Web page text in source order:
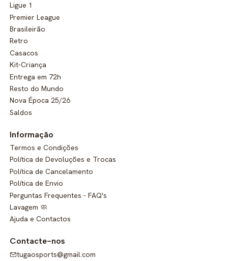
Ligue 1
Premier League
Brasileirão
Retro
Casacos
Kit-Criança
Entrega em 72h
Resto do Mundo
Nova Época 25/26
Saldos
Informação
Termos e Condições
Política de Devoluções e Trocas
Política de Cancelamento
Política de Envio
Perguntas Frequentes - FAQ's
Lavagem 🧼
Ajuda e Contactos
Contacte-nos
tugaosports@gmail.com